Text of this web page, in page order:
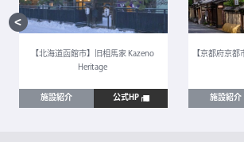
【北海道函館市】旧相馬家 Kazeno
Heritage
施設紹介 公式HP
【京都府京
施設紹介